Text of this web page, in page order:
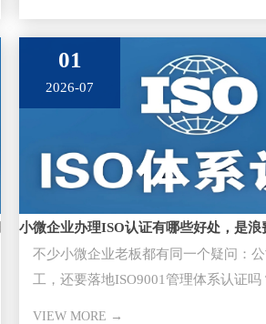
01
2026-07
小微企业办理ISO认证有哪些好处，是浪
不少小微企业老板都有同一个疑问：
工，还要落地ISO9001管理体系认证​
VIEW MORE →